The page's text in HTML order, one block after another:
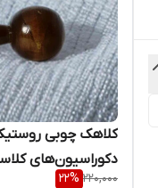
کلاهک چوبی
دکوراسیون‌های
220,000
22%